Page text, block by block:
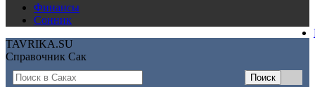
Финансы
Сонник
TAVRIKA.SU
Справочник Сак